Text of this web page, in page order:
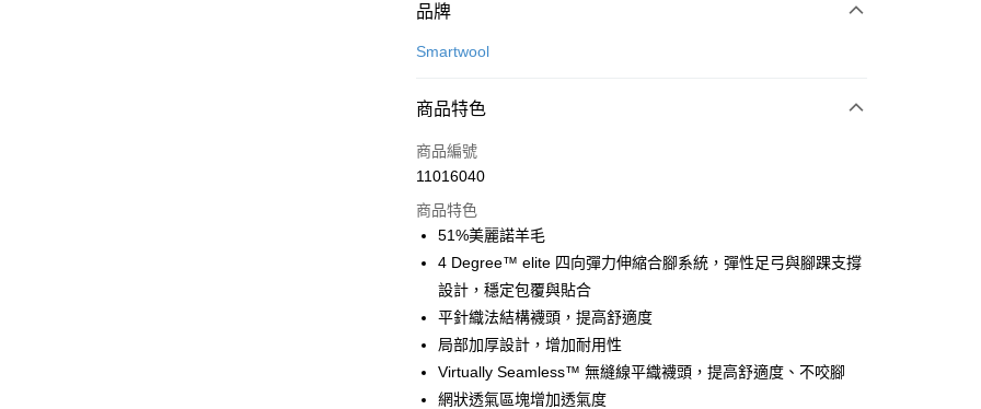
付款方式
信用卡一次付款
悠遊付
運送方式
7-11取貨(快速到店)
每筆NT$100，滿NT$1,500(含以上)免運費
宅配-本島
每筆NT$100，滿NT$1,500(含以上)免運費
品牌
Smartwool
商品特色
商品編號
11016040
商品特色
51%美麗諾羊毛
4 Degree™ elite 四向彈力伸縮合腳系統，彈性足弓與腳踝支撐
設計，穩定包覆與貼合
平針織法結構襪頭，提高舒適度
局部加厚設計，增加耐用性
Virtually Seamless™ 無縫線平織襪頭，提高舒適度、不咬腳
網狀透氣區塊增加透氣度